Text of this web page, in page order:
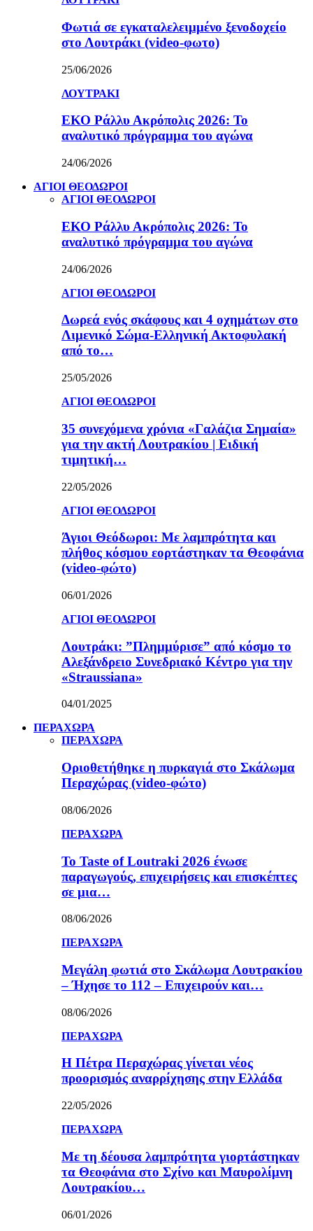
Φωτιά σε εγκαταλελειμμένο ξενοδοχείο
στο Λουτράκι (video-φωτο)
25/06/2026
ΛΟΥΤΡΑΚΙ
ΕΚΟ Ράλλυ Ακρόπολις 2026: Το
αναλυτικό πρόγραμμα του αγώνα
24/06/2026
ΑΓΙΟΙ ΘΕΟΔΩΡΟΙ
ΑΓΙΟΙ ΘΕΟΔΩΡΟΙ
ΕΚΟ Ράλλυ Ακρόπολις 2026: Το
αναλυτικό πρόγραμμα του αγώνα
24/06/2026
ΑΓΙΟΙ ΘΕΟΔΩΡΟΙ
Δωρεά ενός σκάφους και 4 οχημάτων στο
Λιμενικό Σώμα-Ελληνική Ακτοφυλακή
από το…
25/05/2026
ΑΓΙΟΙ ΘΕΟΔΩΡΟΙ
35 συνεχόμενα χρόνια «Γαλάζια Σημαία»
για την ακτή Λουτρακίου | Ειδική
τιμητική…
22/05/2026
ΑΓΙΟΙ ΘΕΟΔΩΡΟΙ
Άγιοι Θεόδωροι: Με λαμπρότητα και
πλήθος κόσμου εορτάστηκαν τα Θεοφάνια
(video-φώτο)
06/01/2026
ΑΓΙΟΙ ΘΕΟΔΩΡΟΙ
Λουτράκι: ”Πλημμύρισε” από κόσμο το
Αλεξάνδρειο Συνεδριακό Κέντρο για την
«Straussiana»
04/01/2025
ΠΕΡΑΧΩΡΑ
ΠΕΡΑΧΩΡΑ
Οριοθετήθηκε η πυρκαγιά στο Σκάλωμα
Περαχώρας (video-φώτο)
08/06/2026
ΠΕΡΑΧΩΡΑ
Το Taste of Loutraki 2026 ένωσε
παραγωγούς, επιχειρήσεις και επισκέπτες
σε μια…
08/06/2026
ΠΕΡΑΧΩΡΑ
Μεγάλη φωτιά στο Σκάλωμα Λουτρακίου
– Ήχησε το 112 – Επιχειρούν και…
08/06/2026
ΠΕΡΑΧΩΡΑ
Η Πέτρα Περαχώρας γίνεται νέος
προορισμός αναρρίχησης στην Ελλάδα
22/05/2026
ΠΕΡΑΧΩΡΑ
Με τη δέουσα λαμπρότητα γιορτάστηκαν
τα Θεοφάνια στο Σχίνο και Μαυρολίμνη
Λουτρακίου…
06/01/2026